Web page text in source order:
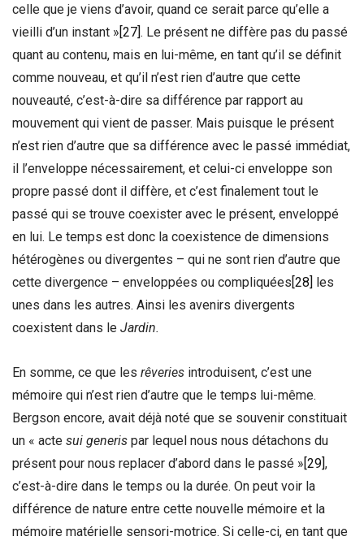
celle que je viens d’avoir, quand ce serait parce qu’elle a
vieilli d’un instant »[27]. Le présent ne diffère pas du passé
quant au contenu, mais en lui-même, en tant qu’il se définit
comme nouveau, et qu’il n’est rien d’autre que cette
nouveauté, c’est-à-dire sa différence par rapport au
mouvement qui vient de passer. Mais puisque le présent
n’est rien d’autre que sa différence avec le passé immédiat,
il l’enveloppe nécessairement, et celui-ci enveloppe son
propre passé dont il diffère, et c’est finalement tout le
passé qui se trouve coexister avec le présent, enveloppé
en lui. Le temps est donc la coexistence de dimensions
hétérogènes ou divergentes – qui ne sont rien d’autre que
cette divergence – enveloppées ou compliquées[28] les
unes dans les autres. Ainsi les avenirs divergents
coexistent dans le Jardin.
En somme, ce que les rêveries introduisent, c’est une
mémoire qui n’est rien d’autre que le temps lui-même.
Bergson encore, avait déjà noté que se souvenir constituait
un « acte sui generis par lequel nous nous détachons du
présent pour nous replacer d’abord dans le passé »[29],
c’est-à-dire dans le temps ou la durée. On peut voir la
différence de nature entre cette nouvelle mémoire et la
mémoire matérielle sensori-motrice. Si celle-ci, en tant que